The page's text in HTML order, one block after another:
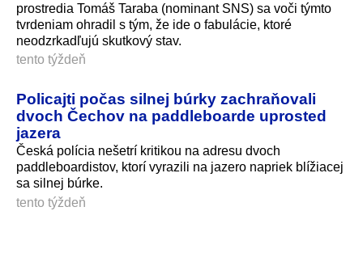
prostredia Tomáš Taraba (nominant SNS) sa voči týmto
tvrdeniam ohradil s tým, že ide o fabulácie, ktoré
neodzrkadľujú skutkový stav.
tento týždeň
Policajti počas silnej búrky zachraňovali
dvoch Čechov na paddleboarde uprosted
jazera
Česká polícia nešetrí kritikou na adresu dvoch
paddleboardistov, ktorí vyrazili na jazero napriek blížiacej
sa silnej búrke.
tento týždeň